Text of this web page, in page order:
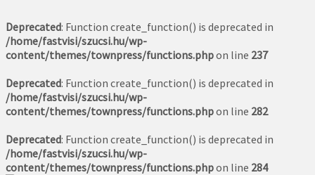
Deprecated: Function create_function() is deprecated in
/home/fastvisi/szucsi.hu/wp-
content/themes/townpress/functions.phpon line 237
Deprecated: Function create_function() is deprecated in
/home/fastvisi/szucsi.hu/wp-
content/themes/townpress/functions.phpon line 282
Deprecated: Function create_function() is deprecated in
/home/fastvisi/szucsi.hu/wp-
content/themes/townpress/functions.phpon line 284